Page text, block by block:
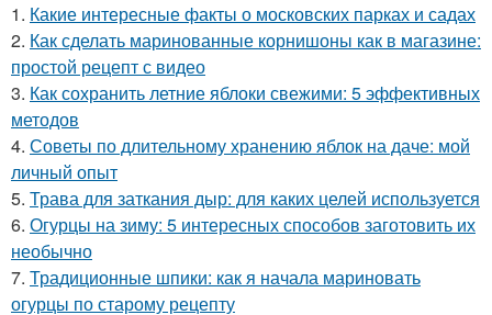
1. Какие интересные факты о московских парках и садах
2. Как сделать маринованные корнишоны как в магазине:
простой рецепт с видео
3. Как сохранить летние яблоки свежими: 5 эффективных
методов
4. Советы по длительному хранению яблок на даче: мой
личный опыт
5. Трава для заткания дыр: для каких целей используется
6. Огурцы на зиму: 5 интересных способов заготовить их
необычно
7. Традиционные шпики: как я начала мариновать
огурцы по старому рецепту